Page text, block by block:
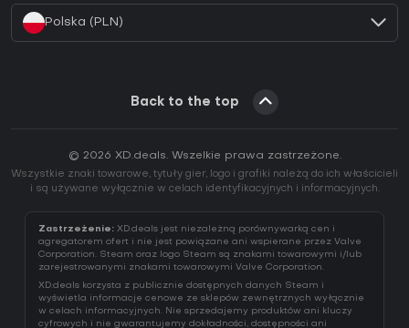
Polska (PLN)
Back to the top
© 2026 XD.deals. Wszelkie prawa zastrzeżone.
Wszystkie znaki towarowe, tytuły gier, logo i grafiki należą do ich właścicieli
i są używane wyłącznie w celach identyfikacyjnych i informacyjnych.
Zastrzeżenie: XD.deals jest niezależną porównywarką cen i
agregatorem ofert i nie jest powiązane ani wspierane przez Valve
Corporation. Steam oraz logo Steam są znakami towarowymi i/lub
zarejestrowanymi znakami towarowymi Valve Corporation.
XD.deals korzysta z publicznie dostępnych danych Steam i
wyświetla informacje cenowe ze sklepów zewnętrznych wyłącznie
w celach informacyjnych. Nie sprzedajemy produktów ani kluczy
cyfrowych i nie gwarantujemy dokładności, dostępności ani